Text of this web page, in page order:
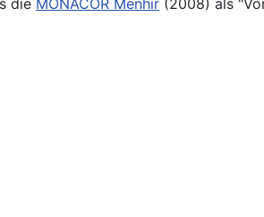
die MONACOR Menhir (2008) als